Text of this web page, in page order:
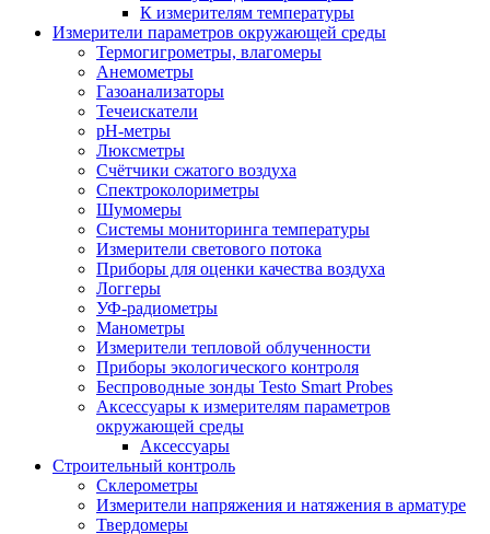
К измерителям температуры
Измерители параметров окружающей среды
Термогигрометры, влагомеры
Анемометры
Газоанализаторы
Течеискатели
pH-метры
Люксметры
Счётчики сжатого воздуха
Спектроколориметры
Шумомеры
Системы мониторинга температуры
Измерители светового потока
Приборы для оценки качества воздуха
Логгеры
УФ-радиометры
Манометры
Измерители тепловой облученности
Приборы экологического контроля
Беспроводные зонды Testo Smart Probes
Аксессуары к измерителям параметров
окружающей среды
Аксессуары
Строительный контроль
Склерометры
Измерители напряжения и натяжения в арматуре
Твердомеры